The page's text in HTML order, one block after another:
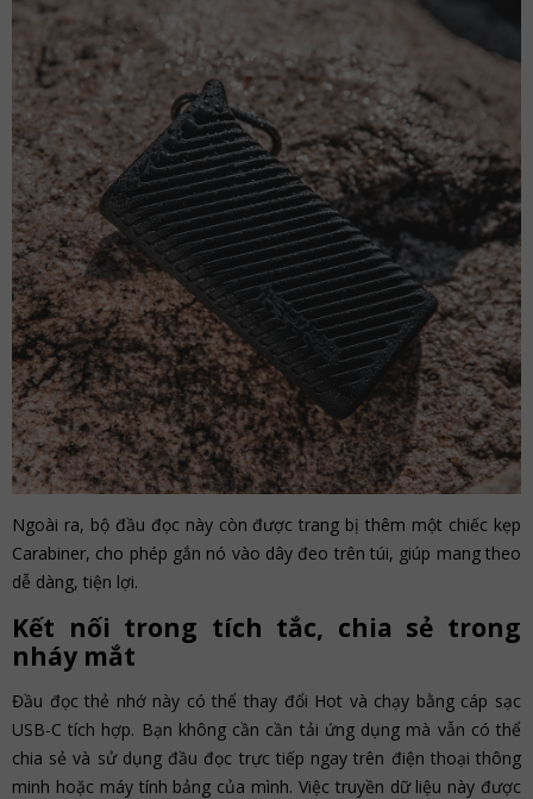
Ngoài ra, bộ đầu đọc này còn được trang bị thêm một chiếc kẹp
Carabiner, cho phép gắn nó vào dây đeo trên túi, giúp mang theo
dễ dàng, tiện lợi.
Kết nối trong tích tắc, chia sẻ trong
nháy mắt
Đầu đọc thẻ nhớ này có thể thay đổi Hot và chạy bằng cáp sạc
USB-C tích hợp. Bạn không cần cần tải ứng dụng mà vẫn có thể
chia sẻ và sử dụng đầu đọc trực tiếp ngay trên điện thoại thông
minh hoặc máy tính bảng của mình. Việc truyền dữ liệu này được